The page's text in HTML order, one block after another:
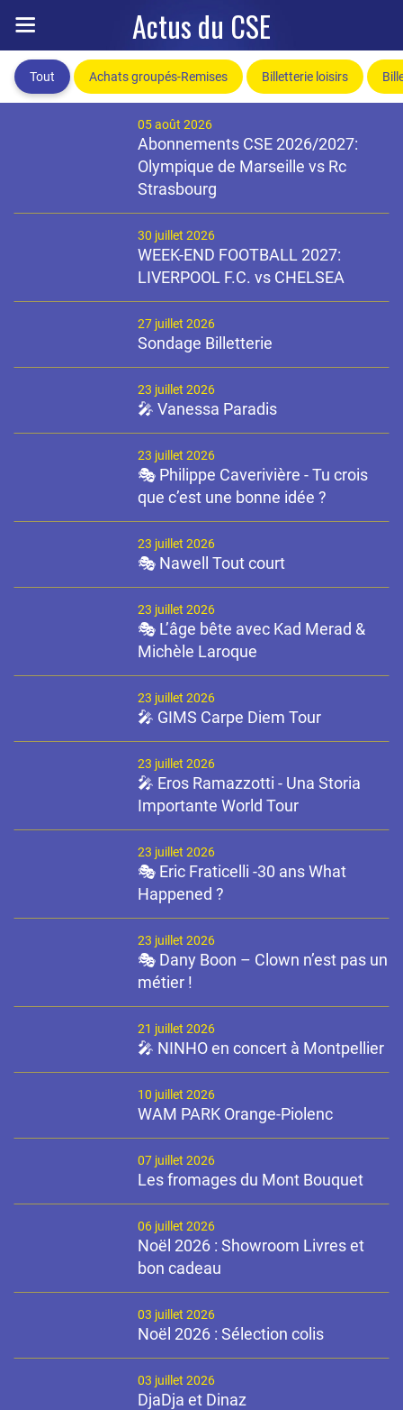
Actus du CSE
Tout Achats groupés-Remises Billetterie loisirs
05 août 2026
Abonnements CSE 2026/2027:
Olympique de Marseille vs Rc
Strasbourg
30 juillet 2026
WEEK-END FOOTBALL 2027:
LIVERPOOL F.C. vs CHELSEA
27 juillet 2026
Sondage Billetterie
23 juillet 2026
🎤 Vanessa Paradis
23 juillet 2026
🎭 Philippe Caverivière - Tu crois
que c’est une bonne idée ?
23 juillet 2026
🎭 Nawell Tout court
23 juillet 2026
🎭 L’âge bête avec Kad Merad &
Michèle Laroque
23 juillet 2026
🎤 GIMS Carpe Diem Tour
23 juillet 2026
🎤 Eros Ramazzotti - Una Storia
Importante World Tour
23 juillet 2026
🎭 Eric Fraticelli -30 ans What
Happened ?
23 juillet 2026
🎭 Dany Boon – Clown n’est pas un
métier !
21 juillet 2026
🎤 NINHO en concert à Montpellier
10 juillet 2026
WAM PARK Orange-Piolenc
07 juillet 2026
Les fromages du Mont Bouquet
06 juillet 2026
Noël 2026 : Showroom Livres et
bon cadeau
03 juillet 2026
Noël 2026 : Sélection colis
03 juillet 2026
DjaDja et Dinaz